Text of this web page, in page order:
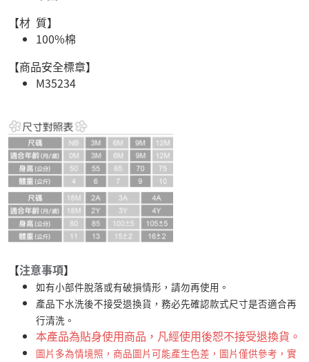
【材 質】
100%棉
【商品安全標章】
M35234
【注意事項】
如有小部件脫落或有破損情形，請勿再使用。
產品下水洗後不接受退換貨，務必先確認款式尺寸是否適合再
行清洗。
本產品為貼身使用商品，凡經使用後恕不接受退換貨。
圖片多為情境照，商品圖片可能產生色差，圖片僅供參考，實